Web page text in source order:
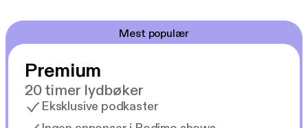
Mest populær
Premium
20 timer lydbøker
Eksklusive podkaster